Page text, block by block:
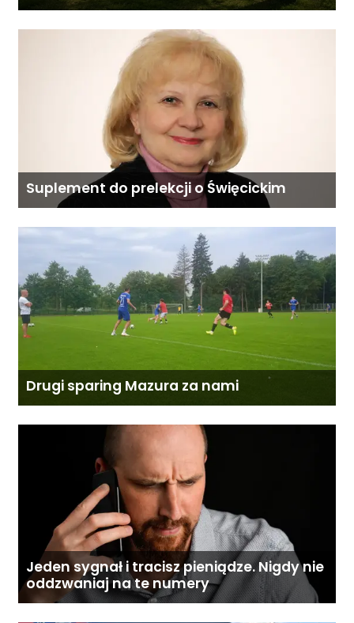
Suplement do prelekcji o Święcickim
Drugi sparing Mazura za nami
Jeden sygnał i tracisz pieniądze. Nigdy nie
oddzwaniaj na te numery